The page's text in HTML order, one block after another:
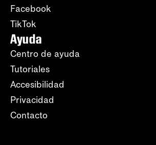
Facebook
TikTok
Ayuda
Centro de ayuda
Tutoriales
Accesibilidad
Privacidad
Contacto